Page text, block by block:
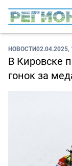
НОВОСТИ02.04.2025,
В Кировске
гонок за